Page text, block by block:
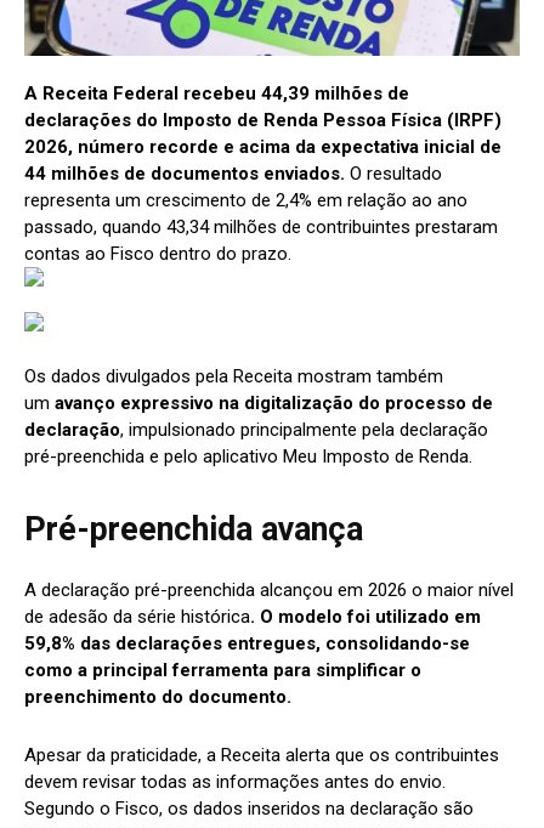
A Receita Federal recebeu 44,39 milhões de
declarações do Imposto de Renda Pessoa Física (IRPF)
2026, número recorde e acima da expectativa inicial de
44 milhões de documentos enviados. O resultado
representa um crescimento de 2,4% em relação ao ano
passado, quando 43,34 milhões de contribuintes prestaram
contas ao Fisco dentro do prazo.
Os dados divulgados pela Receita mostram também
um avanço expressivo na digitalização do processo de
declaração, impulsionado principalmente pela declaração
pré-preenchida e pelo aplicativo Meu Imposto de Renda.
Pré-preenchida avança
A declaração pré-preenchida alcançou em 2026 o maior nível
de adesão da série histórica. O modelo foi utilizado em
59,8% das declarações entregues, consolidando-se
como a principal ferramenta para simplificar o
preenchimento do documento.
Apesar da praticidade, a Receita alerta que os contribuintes
devem revisar todas as informações antes do envio.
Segundo o Fisco, os dados inseridos na declaração são